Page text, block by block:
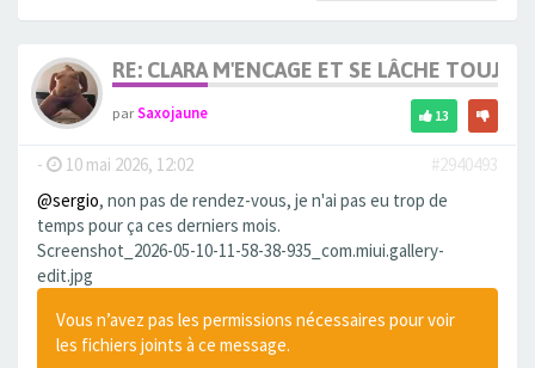
RE: CLARA M'ENCAGE ET SE LÂCHE
parSaxojaune 13
- 10 mai 2026, 12:02
#2940493
@sergio, non pas de rendez-vous, je n'ai pas eu trop de
temps pour ça ces derniers mois.
Screenshot_2026-05-10-11-58-38-935_com.miui.gallery-
edit.jpg
Vous n’avez pas les permissions nécessaires pour voir
les fichiers joints à ce message.